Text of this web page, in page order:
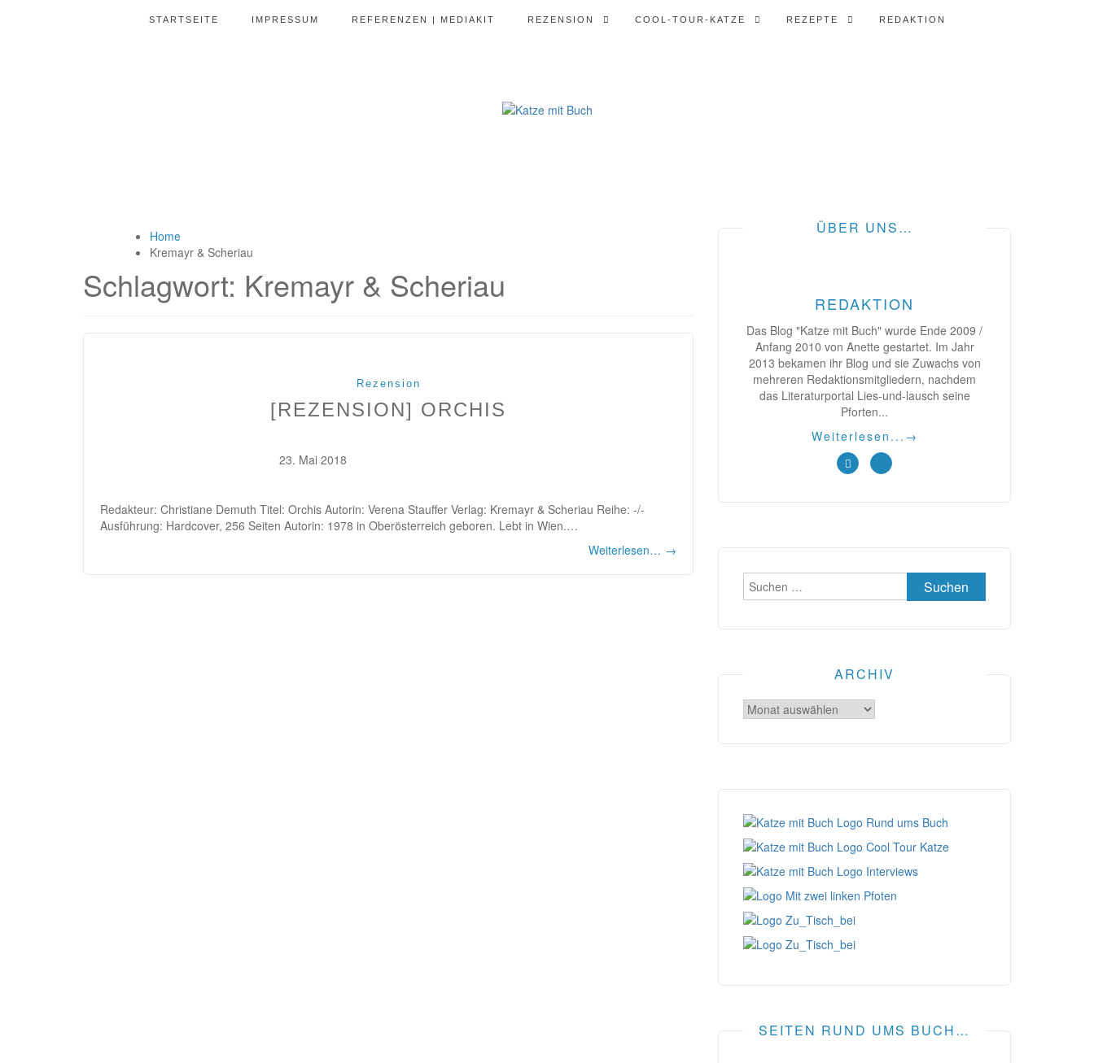
STARTSEITE IMPRESSUM REFERENZEN | MEDIAKIT REZENSION COOL-TOUR-KATZE REZEPTE REDAKTION
Home
Kremayr & Scheriau
Schlagwort: Kremayr & Scheriau
Rezension
[REZENSION] ORCHIS
23. Mai 2018
Redakteur: Christiane Demuth Titel: Orchis Autorin: Verena Stauffer Verlag: Kremayr & Scheriau Reihe: -/-
Ausführung: Hardcover, 256 Seiten Autorin: 1978 in Oberösterreich geboren. Lebt in Wien.…
Weiterlesen… →
ÜBER UNS…
REDAKTION
Das Blog "Katze mit Buch" wurde Ende 2009 /
Anfang 2010 von Anette gestartet. Im Jahr
2013 bekamen ihr Blog und sie Zuwachs von
mehreren Redaktionsmitgliedern, nachdem
das Literaturportal Lies-und-lausch seine
Pforten...
Weiterlesen... →
Suchen
nach:
ARCHIV
Archiv
SEITEN RUND UMS BUCH…